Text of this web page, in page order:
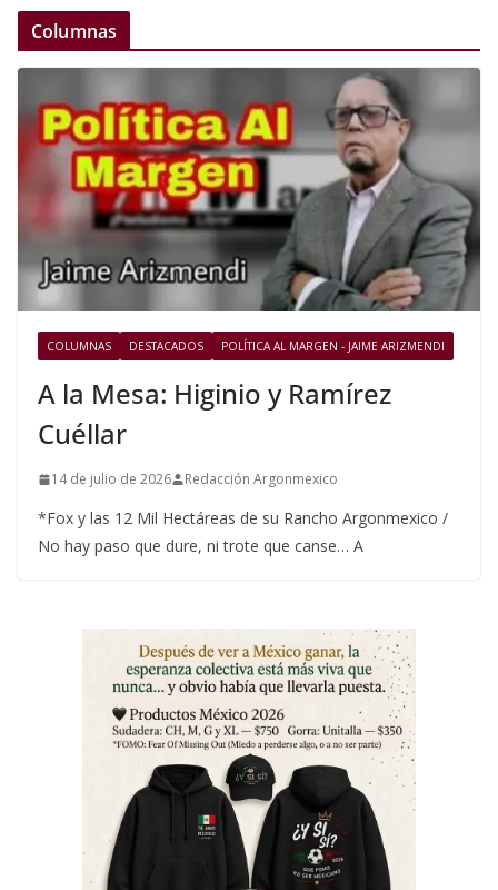
Columnas
COLUMNAS DESTACADOS POLÍTICA AL MARGEN - JAIME ARIZMENDI
A la Mesa: Higinio y Ramírez
Cuéllar
14 de julio de 2026 Redacción Argonmexico
*Fox y las 12 Mil Hectáreas de su Rancho Argonmexico /
No hay paso que dure, ni trote que canse… A